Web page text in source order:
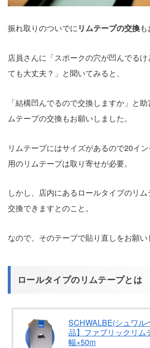
振れ取りのついでにリムテープの交換
店員さんに「スポークの穴が凹んでる
ても大丈夫？」と聞いてみると、
「結構凹んでるので交換しますか」と
ムテープの交換もお願いしました。
リムテープにはサイズがあるので20イ
用のリムテープは取り寄せが必要。
しかし、店内にあるロールタイプのリ
交換できますとのこと。
なので、そのテープで貼り直しをお願い
ロールタイプのリムテープとは
SCHWALBE(シュワル
品】ファブリックリム
幅×50m